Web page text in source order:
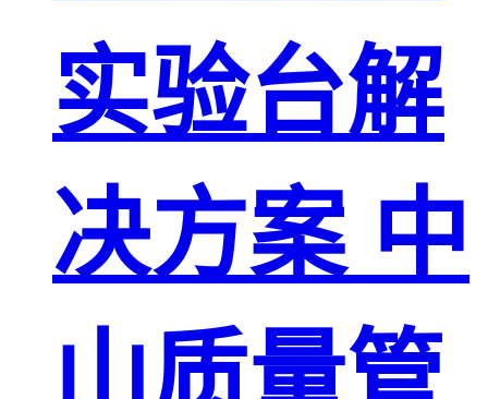
实验台解
决方案 中